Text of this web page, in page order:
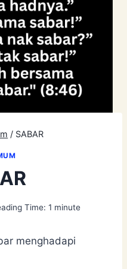
/ SABAR
Time: 1 minute
menghadapi